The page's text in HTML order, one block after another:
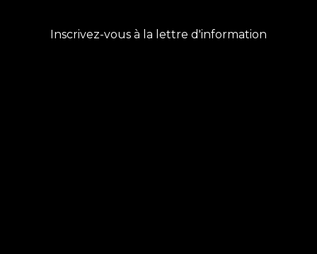
Inscrivez-vous à la lettre d'information